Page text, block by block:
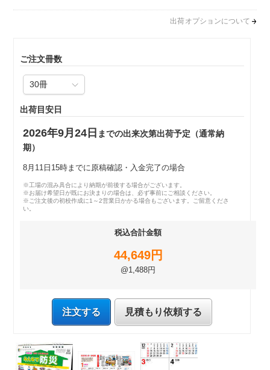
出荷オプションについて
ご注文冊数
出荷目安日
2026年9月24日 までの出来次第出荷予定（通常納
期）
8月11日15時までに原稿確認・入金完了の場合
※工場の混み具合により納期が前後する場合がございます。
※お届け希望日が既にお決まりの場合は、必ず事前にご相談ください。
※ご注文後の初校作成に1～2営業日かかる場合もございます。ご留意くださ
い。
税込合計金額
44,649円
@1,488円
注文する 見積もり依頼する